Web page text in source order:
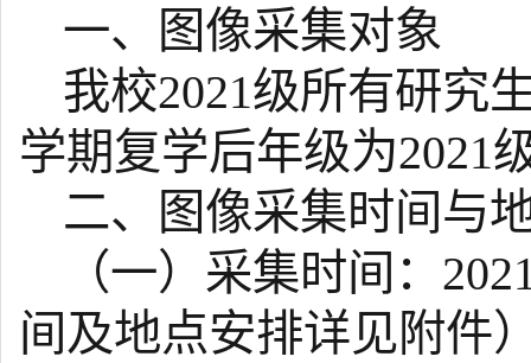
一、图像采集对象
我校2021级所有研究
学期复学后年级为2021
二、图像采集时间与
（一）采集时间：
间及地点安排详见附件